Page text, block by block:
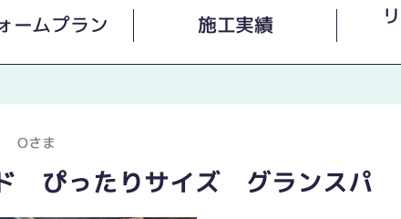
ームプラン 施工実績
Oさま
ぴったりサイズ グランスパ